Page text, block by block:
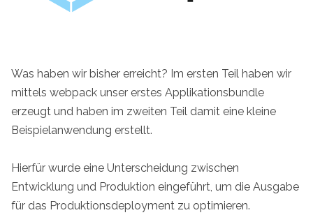
Was haben wir bisher erreicht? Im ersten Teil haben wir
mittels webpack unser erstes Applikationsbundle
erzeugt und haben im zweiten Teil damit eine kleine
Beispielanwendung erstellt.
Hierfür wurde eine Unterscheidung zwischen
Entwicklung und Produktion eingeführt, um die Ausgabe
für das Produktionsdeployment zu optimieren.